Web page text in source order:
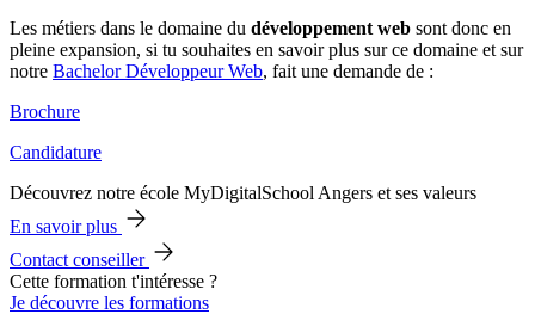
Les métiers dans le domaine du développement web sont donc en
pleine expansion, si tu souhaites en savoir plus sur ce domaine et sur
notre Bachelor Développeur Web, fait une demande de :
Brochure
Candidature
Découvrez notre école MyDigitalSchool Angers et ses valeurs
En savoir plus
Contact conseiller
Cette formation t'intéresse ?
Je découvre les formations